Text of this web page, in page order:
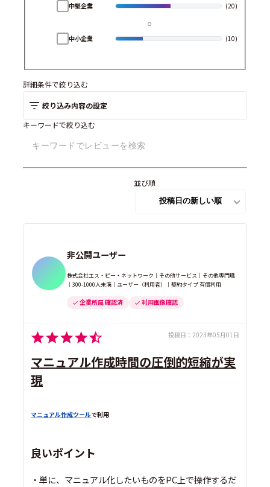
中堅企業 (20)
中小企業 (10)
詳細条件で絞り込む
絞り込み内容の設定
キーワードで絞り込む
並び順
非公開ユーザー
株式会社エス・ピー・ネットワーク｜その他サービス｜その他専門職
｜300-1000人未満｜ユーザー（利用者）｜契約タイプ 有償利用
企業所属 確認済 利用画像確認
投稿日： 2023年05月01日
マニュアル作成時間の圧倒的短縮が実
現
マニュアル作成ツールで利用
良いポイント
・単に、マニュアル化したいものをPC上で操作するだ